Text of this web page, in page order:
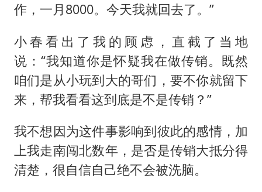
作，一月8000。今天我就回去了。”
小春看出了我的顾虑，直截了当地
说：“我知道你是怀疑我在做传销。既然
咱们是从小玩到大的哥们，要不你就留下
来，帮我看看这到底是不是传销？”
我不想因为这件事影响到彼此的感情，加
上我走南闯北数年，是否是传销大抵分得
清楚，很自信自己绝不会被洗脑。